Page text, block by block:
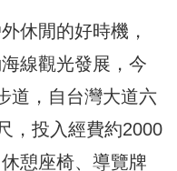
休閒的好時機，
線觀光發展，今
道，自台灣大道六
，投入經費約2000
憩座椅、導覽牌